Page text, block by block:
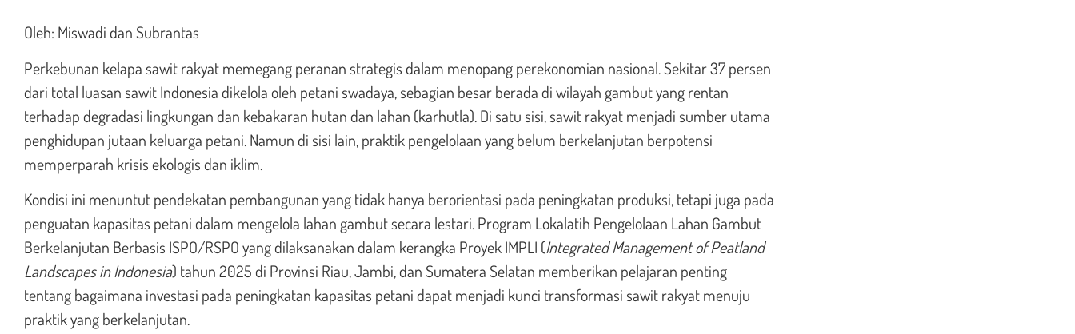
Oleh: Miswadi dan Subrantas
Perkebunan kelapa sawit rakyat memegang peranan strategis dalam menopang perekonomian nasional. Sekitar 37 persen
dari total luasan sawit Indonesia dikelola oleh petani swadaya, sebagian besar berada di wilayah gambut yang rentan
terhadap degradasi lingkungan dan kebakaran hutan dan lahan (karhutla). Di satu sisi, sawit rakyat menjadi sumber utama
penghidupan jutaan keluarga petani. Namun di sisi lain, praktik pengelolaan yang belum berkelanjutan berpotensi
memperparah krisis ekologis dan iklim.
Kondisi ini menuntut pendekatan pembangunan yang tidak hanya berorientasi pada peningkatan produksi, tetapi juga pada
penguatan kapasitas petani dalam mengelola lahan gambut secara lestari. Program Lokalatih Pengelolaan Lahan Gambut
Berkelanjutan Berbasis ISPO/RSPO yang dilaksanakan dalam kerangka Proyek IMPLI (Integrated Management of Peatland
Landscapes in Indonesia) tahun 2025 di Provinsi Riau, Jambi, dan Sumatera Selatan memberikan pelajaran penting
tentang bagaimana investasi pada peningkatan kapasitas petani dapat menjadi kunci transformasi sawit rakyat menuju
praktik yang berkelanjutan.